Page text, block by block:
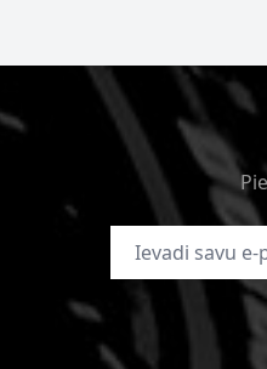
E-pasta adrese